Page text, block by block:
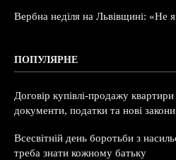
Вербна неділя на Львівщині: «Не
ПОПУЛЯРНЕ
Договір купівлі-продажу
документи, податки та нові закони
Всесвітній день боротьби з
треба знати кожному батьку